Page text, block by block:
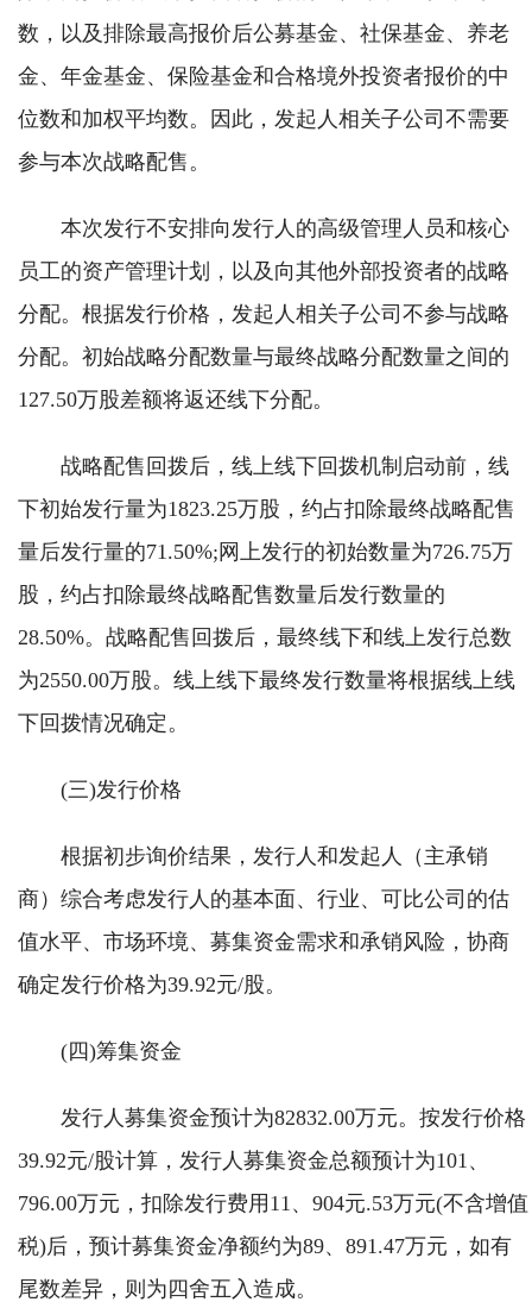
数，以及排除最高报价后公募基金、社保基金、养老
金、年金基金、保险基金和合格境外投资者报价的中
位数和加权平均数。因此，发起人相关子公司不需要
参与本次战略配售。
本次发行不安排向发行人的高级管理人员和核心
员工的资产管理计划，以及向其他外部投资者的战略
分配。根据发行价格，发起人相关子公司不参与战略
分配。初始战略分配数量与最终战略分配数量之间的
127.50万股差额将返还线下分配。
战略配售回拨后，线上线下回拨机制启动前，线
下初始发行量为1823.25万股，约占扣除最终战略配售
量后发行量的71.50%;网上发行的初始数量为726.75万
股，约占扣除最终战略配售数量后发行数量的
28.50%。战略配售回拨后，最终线下和线上发行总数
为2550.00万股。线上线下最终发行数量将根据线上线
下回拨情况确定。
(三)发行价格
根据初步询价结果，发行人和发起人（主承销
商）综合考虑发行人的基本面、行业、可比公司的估
值水平、市场环境、募集资金需求和承销风险，协商
确定发行价格为39.92元/股。
(四)筹集资金
发行人募集资金预计为82832.00万元。按发行价格
39.92元/股计算，发行人募集资金总额预计为101、
796.00万元，扣除发行费用11、904元.53万元(不含增值
税)后，预计募集资金净额约为89、891.47万元，如有
尾数差异，则为四舍五入造成。